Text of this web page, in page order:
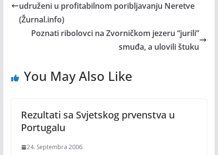
udruženi u profitabilnom poribljavanju Neretve
(Žurnal.info)
Poznati ribolovci na Zvorničkom jezeru “jurili”
smuđa, a ulovili štuku
You May Also Like
Rezultati sa Svjetskog prvenstva u
Portugalu
24. Septembra 2006.